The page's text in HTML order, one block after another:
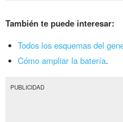
También te puede interesar:
Todos los esquemas del
Cómo ampliar la batería.
PUBLICIDAD